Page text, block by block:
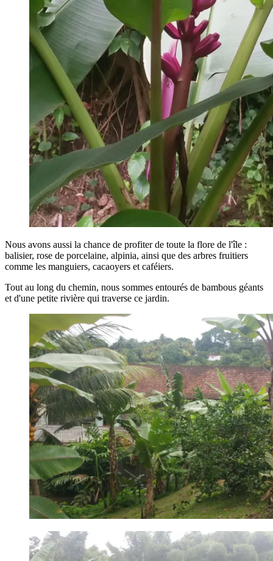
Nous avons aussi la chance de profiter de toute la flore de l'île :
balisier, rose de porcelaine, alpinia, ainsi que des arbres fruitiers
comme les manguiers, cacaoyers et caféiers.
Tout au long du chemin, nous sommes entourés de bambous géants
et d'une petite rivière qui traverse ce jardin.